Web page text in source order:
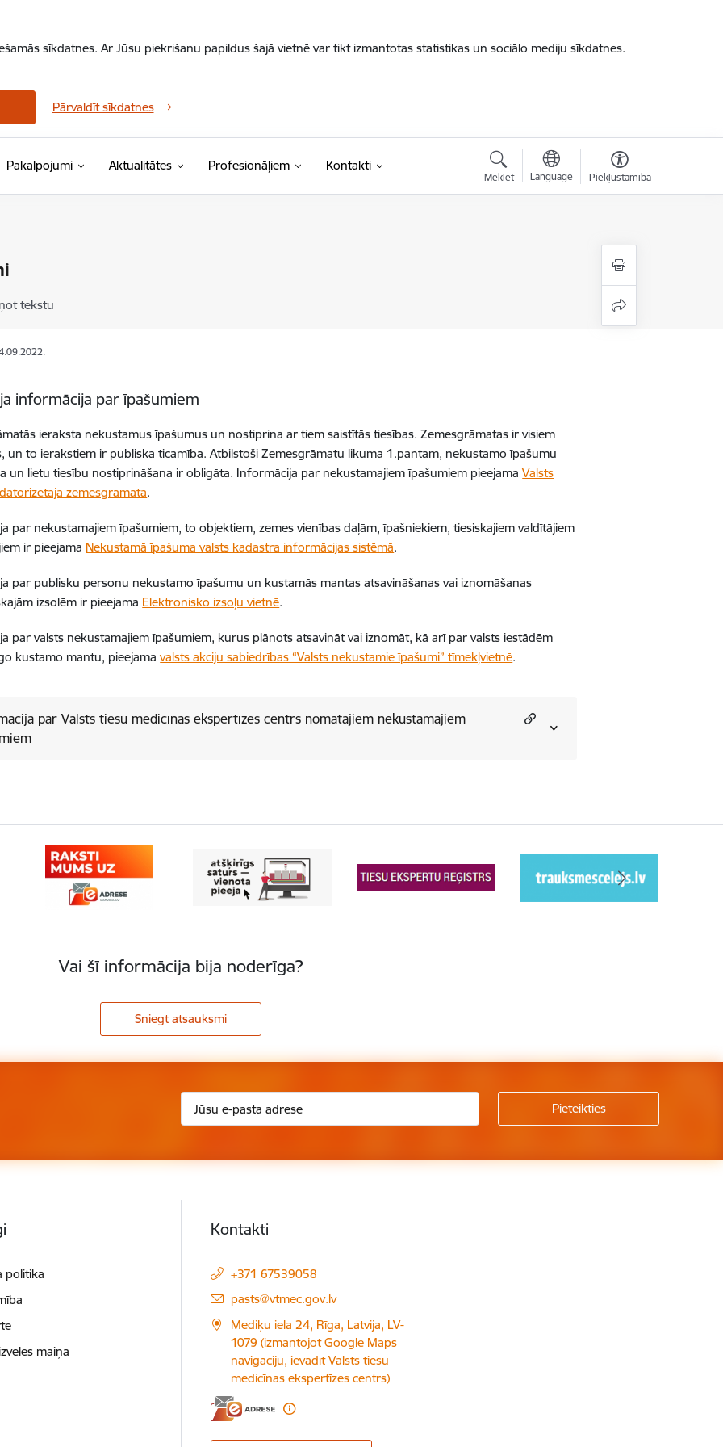
sīkdatnes. Ar Jūsu piekrišanu papildus šajā vietnē var tikt izmantotas statistikas un sociālo mediju sīkdatnes.
Pārvaldīt sīkdatnes
Pakalpojumi Aktualitātes Profesionāļiem Kontakti
Meklēt Language Piekļūstamība
tekstu
informācija par īpašumiem
ieraksta nekustamus īpašumus un nostiprina ar tiem saistītās tiesības. Zemesgrāmatas ir visiem
un to ierakstiem ir publiska ticamība. Atbilstoši Zemesgrāmatu likuma 1.pantam, nekustamo īpašumu
un lietu tiesību nostiprināšana ir obligāta. Informācija par nekustamajiem īpašumiem pieejamaValsts
zemesgrāmatā.
par nekustamajiem īpašumiem, to objektiem, zemes vienības daļām, īpašniekiem, tiesiskajiem valdītājiem
ir pieejama Nekustamā īpašuma valsts kadastra informācijas sistēmā.
par publisku personu nekustamo īpašumu un kustamās mantas atsavināšanas vai iznomāšanas
izsolēm ir pieejama Elektronisko izsoļu vietnē.
par valsts nekustamajiem īpašumiem, kurus plānots atsavināt vai iznomāt, kā arī par valsts iestādēm
kustamo mantu, pieejamavalsts akciju sabiedrības “Valsts nekustamie īpašumi” tīmekļvietnē.
par Valsts tiesu medicīnas ekspertīzes centrs nomātajiem nekustamajiem
Vai šī informācija bija noderīga?
Sniegt atsauksmi
politika
maiņa
Kontakti
+371 67539058
E-pasts:
pasts@vtmec.gov.lv
Mediķu iela 24, Rīga, Latvija, LV-
1079 (izmantojot Google Maps
navigāciju, ievadīt Valsts tiesu
medicīnas ekspertīzes centrs)